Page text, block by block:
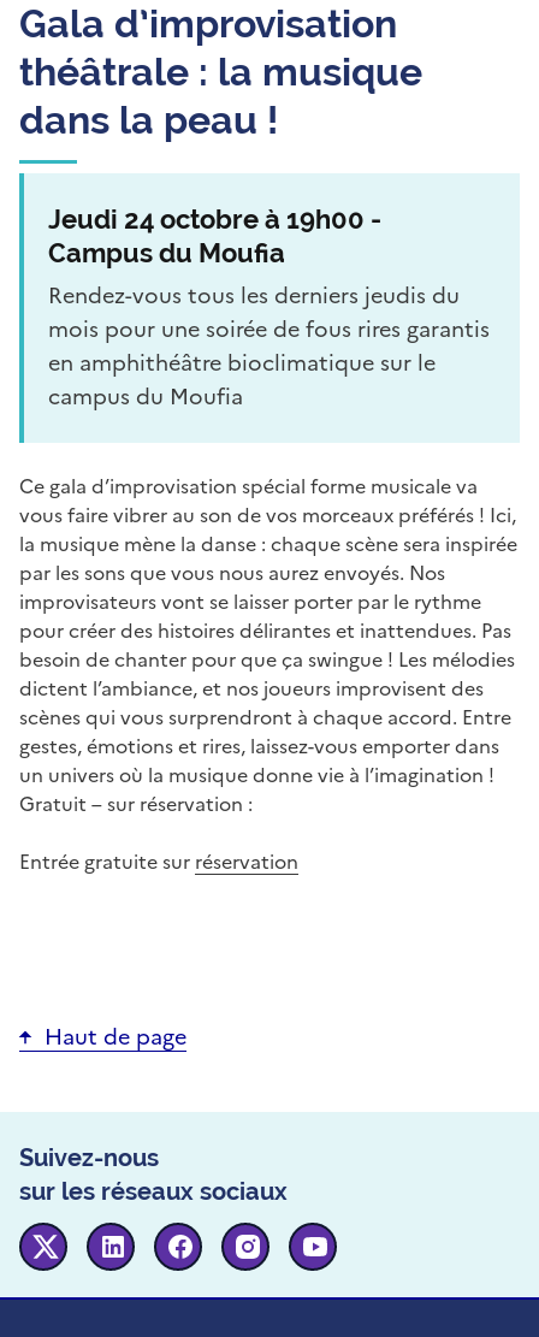
Gala d’improvisation
théâtrale : la musique
dans la peau !
Jeudi 24 octobre à 19h00 -
Campus du Moufia
Rendez-vous tous les derniers jeudis du
mois pour une soirée de fous rires garantis
en amphithéâtre bioclimatique sur le
campus du Moufia
Ce gala d’improvisation spécial forme musicale va
vous faire vibrer au son de vos morceaux préférés ! Ici,
la musique mène la danse : chaque scène sera inspirée
par les sons que vous nous aurez envoyés. Nos
improvisateurs vont se laisser porter par le rythme
pour créer des histoires délirantes et inattendues. Pas
besoin de chanter pour que ça swingue ! Les mélodies
dictent l’ambiance, et nos joueurs improvisent des
scènes qui vous surprendront à chaque accord. Entre
gestes, émotions et rires, laissez-vous emporter dans
un univers où la musique donne vie à l’imagination !
Gratuit – sur réservation :
Entrée gratuite sur réservation
Haut de page
Suivez-nous
sur les réseaux sociaux
Twitter Linkedin FacebookInstagram